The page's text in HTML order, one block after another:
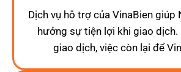
Dịch vụ hỗ trợ của VinaBien giúp
hưởng sự tiện lợi khi giao dịch.
giao dịch, việc còn lại để